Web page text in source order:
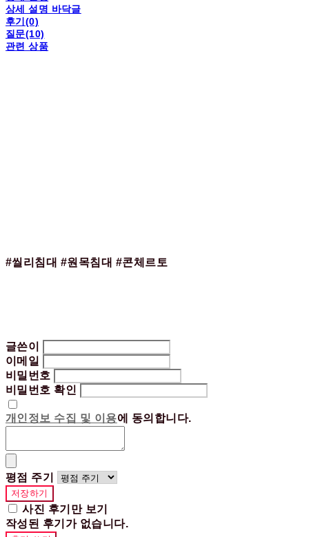
상세 설명 바닥글
후기(0)
질문(10)
관련 상품
#씰리침대 #원목침대 #콘체르토
글쓴이
이메일
비밀번호
비밀번호 확인
개인정보 수집 및 이용에 동의합니다.
평점 주기
저장하기
사진 후기만 보기
작성된 후기가 없습니다.